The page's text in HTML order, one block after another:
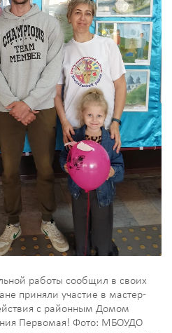
работы сообщил в своих
приняли участие в мастер-
с районным Домом
Первомая! Фото: МБОУДО